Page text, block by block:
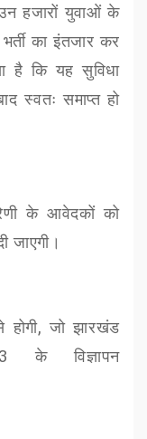
हजारों युवाओं के
का इंतजार कर
है कि यह सुविधा
स्वतः समाप्त हो
के आवेदकों को
जाएगी।
होगी,जो झारखंड
के विज्ञापन